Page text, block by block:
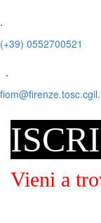
.
(+39) 0552700521
.
Vieni a